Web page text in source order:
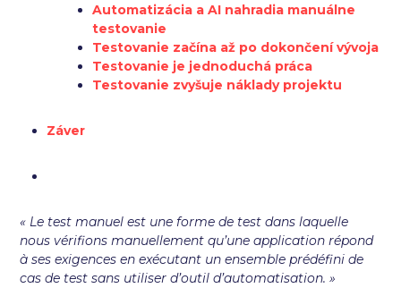
Automatizácia a AI nahradia manuálne
testovanie
Testovanie začína až po dokončení vývoja
Testovanie je jednoduchá práca
Testovanie zvyšuje náklady projektu
Záver
« Le test manuel est une forme de test dans laquelle
nous vérifions manuellement qu’une application répond
à ses exigences en exécutant un ensemble prédéfini de
cas de test sans utiliser d’outil d’automatisation. »